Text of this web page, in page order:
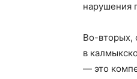
нарушения
Во-вторых,
в
— это